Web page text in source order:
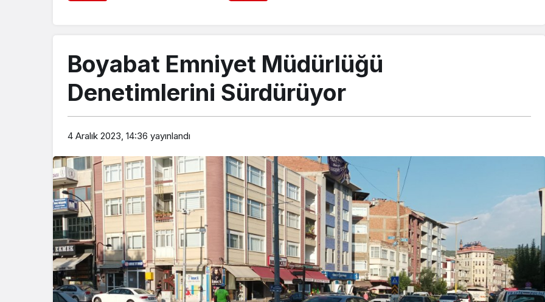
Boyabat Emniyet Müdürlüğü
Denetimlerini Sürdürüyor
4 Aralık 2023, 14:36 yayınlandı